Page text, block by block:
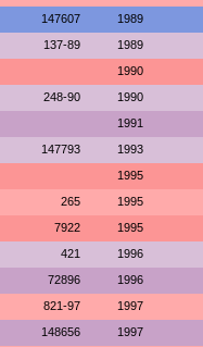
147607 1989
137-89 1989
1990
248-90 1990
1991
147793 1993
1995
265 1995
7922 1995
421 1996
72896 1996
821-97 1997
148656 1997